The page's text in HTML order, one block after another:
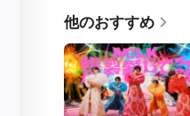
他のおすすめ